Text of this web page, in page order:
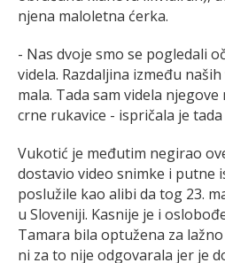
njena maloletna ćerka.
- Nas dvoje smo se pogledali
videla. Razdaljina između
mala. Tada sam videla
crne rukavice - ispričala je tada
Vukotić je međutim negirao
dostavio video snimke i putne
poslužile kao alibi da tog 23.
u Sloveniji. Kasnije je i
Tamara bila optužena za
ni za to nije odgovarala jer je